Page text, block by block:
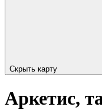
Скрыть карту
Аркетис,